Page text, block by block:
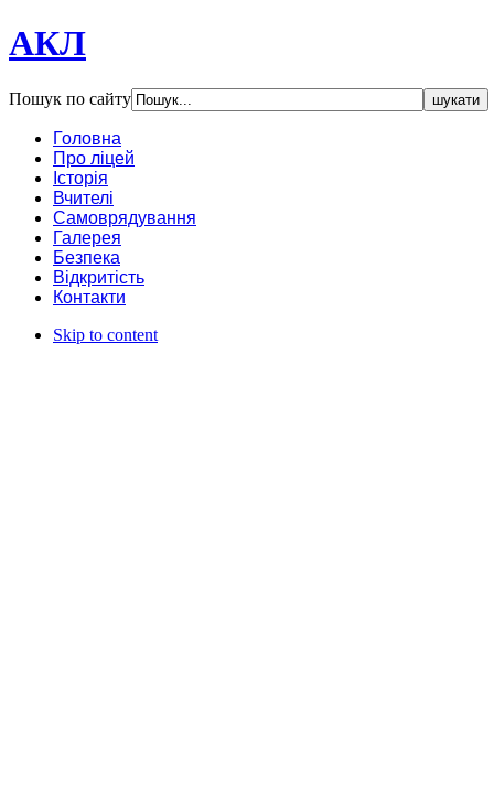
АКЛ
Пошук по сайту
Головна
Про ліцей
Історія
Вчителі
Самоврядування
Галерея
Безпека
Відкритість
Контакти
Skip to content